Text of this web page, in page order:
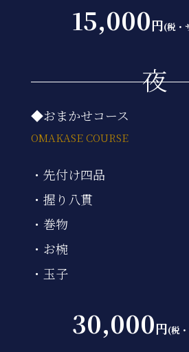
15,000円(税・
夜
◆おまかせコース
OMAKASE COURSE
・先付け四品
・握り八貫
・巻物
・お椀
・玉子
30,000円(税